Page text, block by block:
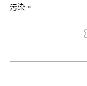
污染。